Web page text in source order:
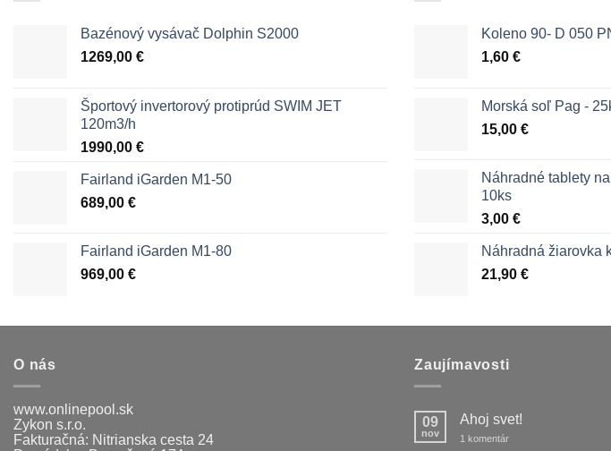
Bazénový vysávač Dolphin S2000
1269,00 €
Športový invertorový protiprúd SWIM JET
120m3/h
1990,00 €
Fairland iGarden M1-50
689,00 €
Fairland iGarden M1-80
969,00 €
Koleno 90- D 050
1,60 €
Morská soľ Pag -
15,00 €
Náhradné tablety
10ks
3,00 €
Náhradná žiarovka
21,90 €
O nás
www.onlinepool.sk
Zykon s.r.o.
Fakturačná: Nitrianska cesta 24
Zaujímavosti
09
nov
Ahoj svet!
1 komentárna